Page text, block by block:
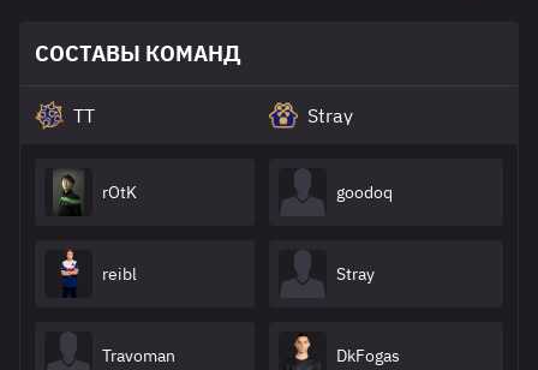
СОСТАВЫ КОМАНД
TT
rOtK
reibl
Travoman
Stray
goodoq
Stray
DkFogas